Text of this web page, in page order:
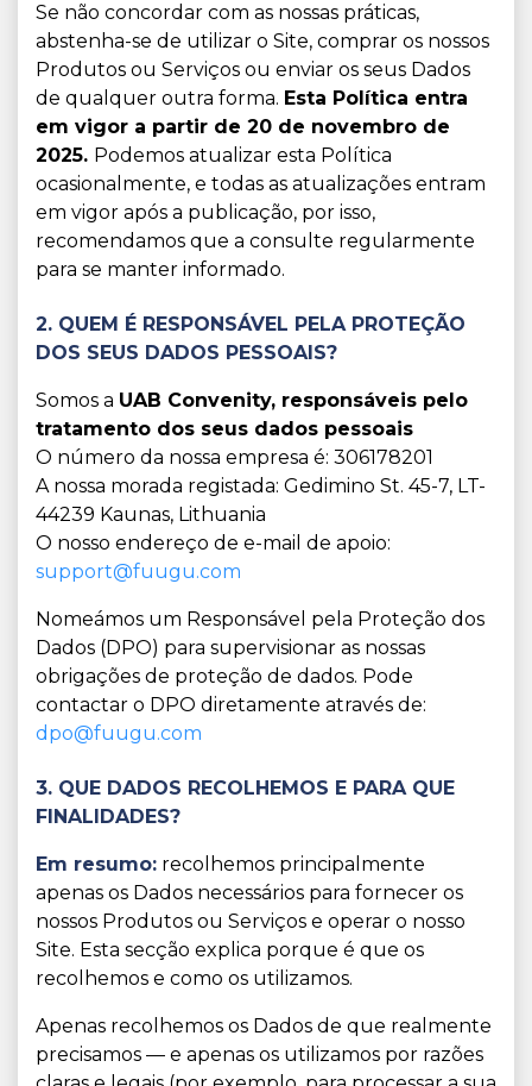
Se não concordar com as nossas práticas,
abstenha-se de utilizar o Site, comprar os nossos
Produtos ou Serviços ou enviar os seus Dados
de qualquer outra forma. Esta Política entra
em vigor a partir de 20 de novembro de
2025. Podemos atualizar esta Política
ocasionalmente, e todas as atualizações entram
em vigor após a publicação, por isso,
recomendamos que a consulte regularmente
para se manter informado.
2. QUEM É RESPONSÁVEL PELA PROTEÇÃO
DOS SEUS DADOS PESSOAIS?
Somos a UAB Convenity, responsáveis pelo
tratamento dos seus dados pessoais
O número da nossa empresa é: 306178201
A nossa morada registada: Gedimino St. 45-7, LT-
44239 Kaunas, Lithuania
O nosso endereço de e-mail de apoio:
support@fuugu.com
Nomeámos um Responsável pela Proteção dos
Dados (DPO) para supervisionar as nossas
obrigações de proteção de dados. Pode
contactar o DPO diretamente através de:
dpo@fuugu.com
3. QUE DADOS RECOLHEMOS E PARA QUE
FINALIDADES?
Em resumo: recolhemos principalmente
apenas os Dados necessários para fornecer os
nossos Produtos ou Serviços e operar o nosso
Site. Esta secção explica porque é que os
recolhemos e como os utilizamos.
Apenas recolhemos os Dados de que realmente
precisamos — e apenas os utilizamos por razões